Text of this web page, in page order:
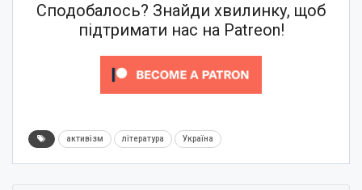
Сподобалось? Знайди хвилинку, щоб
підтримати нас на Patreon!
активізм література Україна